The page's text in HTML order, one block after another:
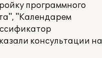
программного
"Календарем
консультации на